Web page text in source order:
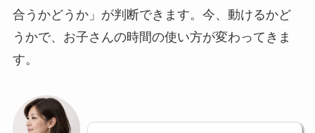
合うかどうか」が判断できます。今、動けるかど
うかで、お子さんの時間の使い方が変わってきま
す。